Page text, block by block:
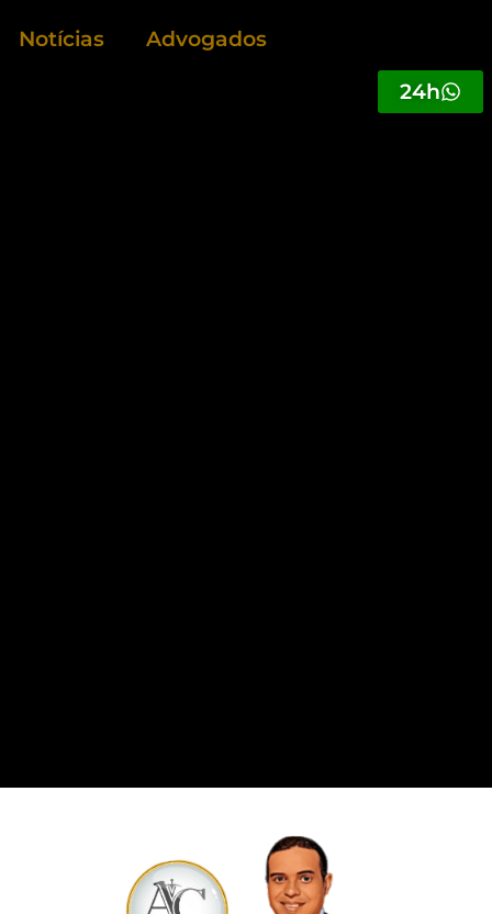
Notícias Advogados
24h